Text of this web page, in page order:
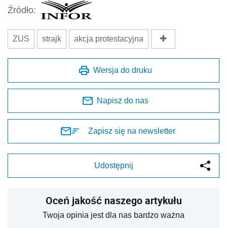
Źródło:
ZUS strajk akcja protestacyjna
Wersja do druku
Napisz do nas
Zapisz się na newsletter
Udostępnij
Oceń jakość naszego artykułu
Twoja opinia jest dla nas bardzo ważna